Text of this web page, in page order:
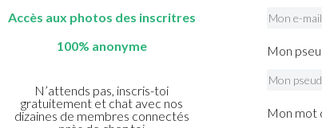
Accès aux photos des inscritres
100% anonyme
N’attends pas, inscris-toi
gratuitement et chat avec nos
dizaines de membres connectés
Mon
Mon mot